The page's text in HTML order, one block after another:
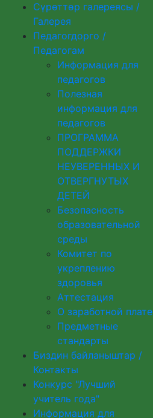
Сүрөттөр галереясы /
Галерея
Педагогдорго /
Педагогам
Информация для
педагогов
Полезная
информация для
педагогов
ПРОГРАММА
ПОДДЕРЖКИ
НЕУВЕРЕННЫХ И
ОТВЕРГНУТЫХ
ДЕТЕЙ
Безопасность
образовательной
среды
Комитет по
укреплению
здоровья
Аттестация
О заработной плате
Предметные
стандарты
Биздин байланыштар /
Контакты
Конкурс "Лучший
учитель года"
Информация для